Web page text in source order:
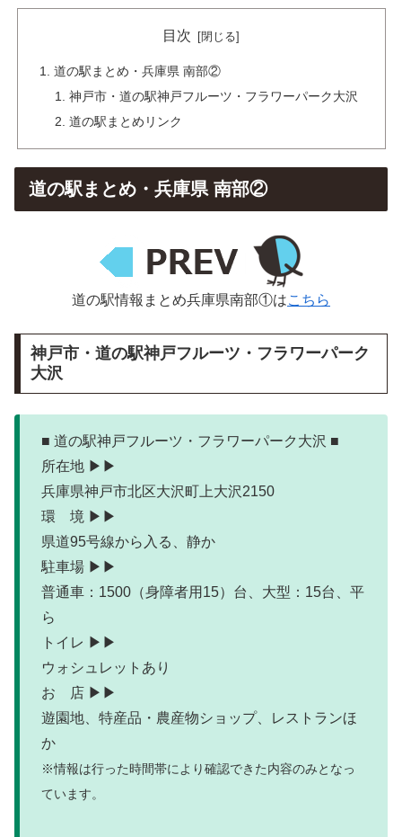
目次
道の駅まとめ・兵庫県 南部②
神戸市・道の駅神戸フルーツ・フラワーパーク大沢
道の駅まとめリンク
道の駅まとめ・兵庫県 南部②
道の駅情報まとめ兵庫県南部①はこちら
神戸市・道の駅神戸フルーツ・フラワーパーク
大沢
■ 道の駅神戸フルーツ・フラワーパーク大沢 ■
所在地 ▶▶
兵庫県神戸市北区大沢町上大沢2150
環 境 ▶▶
県道95号線から入る、静か
駐車場 ▶▶
普通車：1500（身障者用15）台、大型：15台、平
ら
トイレ ▶▶
ウォシュレットあり
お 店 ▶▶
遊園地、特産品・農産物ショップ、レストランほ
か
※情報は行った時間帯により確認できた内容のみとなっ
ています。